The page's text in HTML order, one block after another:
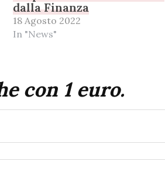
dalla Finanza
18 Agosto 2022
In "News"
con 1 euro.